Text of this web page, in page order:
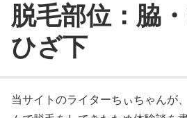
脱毛部位：脇
ひざ下
当サイトのライターちぃちゃんが